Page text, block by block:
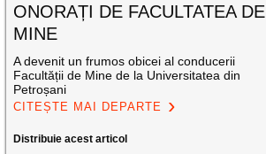
ONORAȚI DE FACULTATEA DE
MINE
A devenit un frumos obicei al conducerii
Facultății de Mine de la Universitatea din
Petroșani
CITEȘTE MAI DEPARTE
Distribuie acest articol